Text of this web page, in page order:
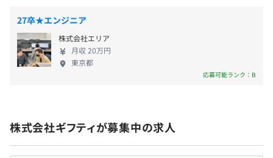
伝え、従来のギフト体験をアップデートし、つながりをつ
くることをスタンダードにしていきます。
■e街プラットフォーム
地域の課題を解決し活性化するプラットフォームです。
を提供します。
・関東ITソフトウェア健康保険組合加盟
・厚生年金、雇用保険、労災保険完備
無期雇用
27卒★エンジニア
株式会社エリア
月収 20万円
東京都
応募可能ランク：B
株式会社ギフティが募集中の求人